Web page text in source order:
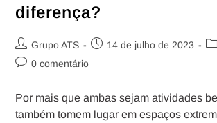
diferença?
Grupo ATS 14 de julho de 2023
0 comentário
Por mais que ambas sejam atividades
também tomem lugar em espaços